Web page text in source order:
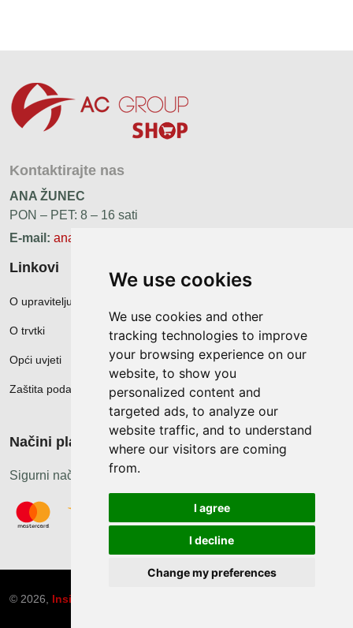
We use cookies
We use cookies and other
tracking technologies to improve
your browsing experience on our
website, to show you
personalized content and
targeted ads, to analyze our
website traffic, and to understand
where our visitors are coming
from.
I agree
I decline
Change my preferences
Kontaktirajte nas
ANA ŽUNEC
PON – PET: 8 – 16 sati
E-mail: ana.zunec@ac-group.hr
Linkovi
O upravitelju web portala
O trvtki
Opći uvjeti
Zaštita podataka
Načini plačanja
Sigurni načini plaćanja
© 2026, Insist d.o.o.